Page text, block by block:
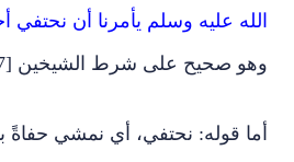
الله عليه وسلم يأمرنا أن نحتفي
وهو صحيح على شرط الشيخين [7].
أما قوله: نحتفي، أي نمشي حفاةً